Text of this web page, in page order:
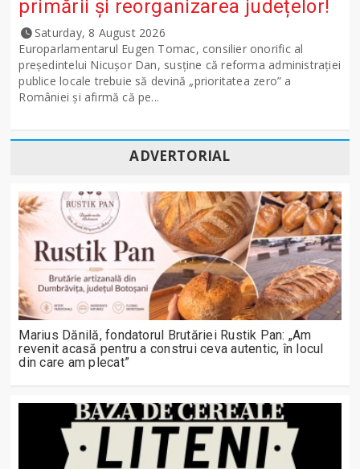
primării și reorganizarea județelor!
Saturday, 8 August 2026
Europarlamentarul Eugen Tomac, consilier onorific al
președintelui Nicușor Dan, susține că reforma administrației
publice locale trebuie să devină „prioritatea zero” a
României și afirmă că pe...
ADVERTORIAL
Marius Dănilă, fondatorul Brutăriei Rustik Pan: „Am
revenit acasă pentru a construi ceva autentic, în locul
din care am plecat”